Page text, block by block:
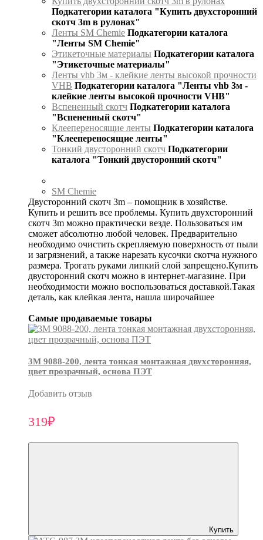
Подкатегории каталога "Купить двухсторонний
скотч 3m в рулонах"
Ленты SM Chemie Подкатегории каталога
"Ленты SM Chemie"
Этикеточные материалы Подкатегории каталога
"Этикеточные материалы"
Ленты vhb 3м - клейкие ленты высокой прочности
VHB Подкатегории каталога "Ленты vhb 3м -
клейкие ленты высокой прочности VHB"
Вспененный скотч Подкатегории каталога
"Вспененный скотч"
Клеепереносящие ленты Подкатегории каталога
"Клеепереносящие ленты"
Тонкий двусторонний скотч Подкатегории
каталога "Тонкий двусторонний скотч"
SM Chemie
Двусторонний скотч 3m – помощник в хозяйстве.
Купить и решить все проблемы. Купить двухсторонний
скотч 3m можно практически везде. Пользоваться им
сможет абсолютно любой человек. Предварительно
необходимо очистить скрепляемую поверхность от пыли
и загрязнений, а также нарезать кусочки скотча нужного
размера. Трогать руками липкий слой запрещено.Купить
двусторонний скотч можно в интернет-магазине. При
необходимости можно воспользоваться доставкой.Такая
деталь, как клейкая лента, нашла широчайшее
Самые продаваемые товары
3М 9088-200, лента тонкая монтажная двухсторонняя,
цвет прозрачный, основа ПЭТ
Добавить отзыв
319₽
Купить